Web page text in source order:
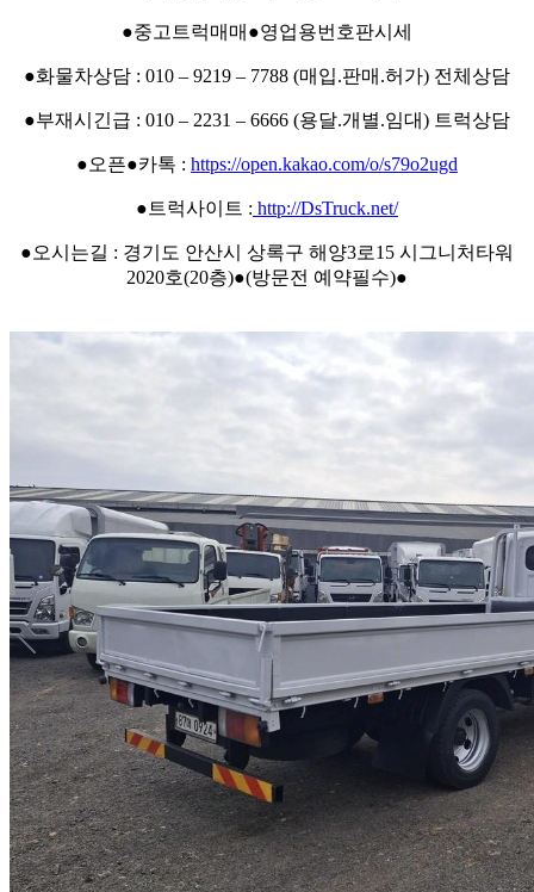
●중고트럭매매●영업용번호판시세
●화물차상담 : 010 – 9219 – 7788 (매입.판매.허가) 전체상담
●부재시긴급 : 010 – 2231 – 6666 (용달.개별.임대) 트럭상담
●오픈●카톡 : https://open.kakao.com/o/s79o2ugd
●트럭사이트 : http://DsTruck.net/
●오시는길 : 경기도 안산시 상록구 해양3로15 시그니처타워
2020호(20층)●(방문전 예약필수)●